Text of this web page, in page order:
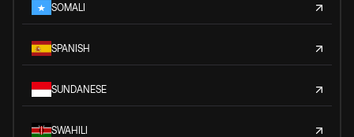
SOMALI
SPANISH
SUNDANESE
SWAHILI